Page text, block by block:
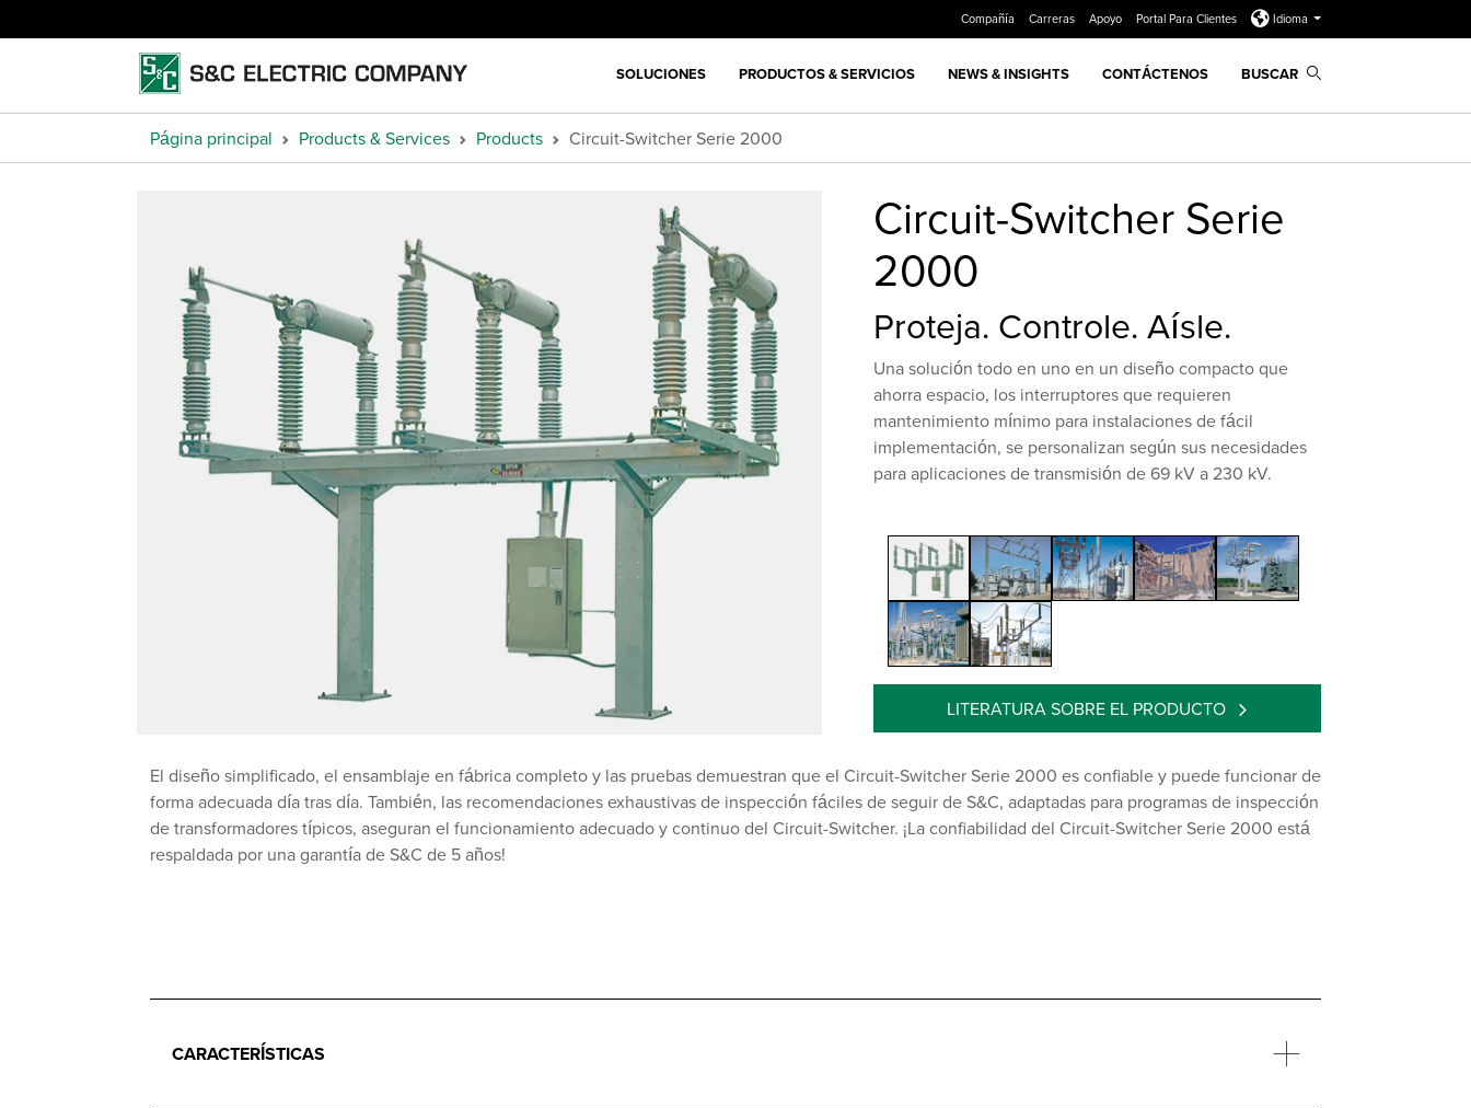
Compañía Carreras Apoyo Portal Para Clientes Idioma
SOLUCIONES PRODUCTOS & SERVICIOS NEWS & INSIGHTS CONTÁCTENOS BUSCAR
Página principal Products & Services Products Circuit-Switcher Serie 2000
Circuit-Switcher Serie
2000
Proteja. Controle. Aísle.
Una solución todo en uno en un diseño compacto que
ahorra espacio, los interruptores que requieren
mantenimiento mínimo para instalaciones de fácil
implementación, se personalizan según sus necesidades
para aplicaciones de transmisión de 69 kV a 230 kV.
LITERATURA SOBRE EL PRODUCTO
El diseño simplificado, el ensamblaje en fábrica completo y las pruebas demuestran que el Circuit-Switcher Serie 2000 es confiable y puede funcionar de
forma adecuada día tras día. También, las recomendaciones exhaustivas de inspección fáciles de seguir de S&C, adaptadas para programas de inspección
de transformadores típicos, aseguran el funcionamiento adecuado y continuo del Circuit-Switcher. ¡La confiabilidad del Circuit-Switcher Serie 2000 está
respaldada por una garantía de S&C de 5 años!
CARACTERÍSTICAS